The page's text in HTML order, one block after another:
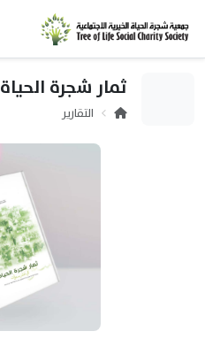
ثمار شجرة الحياة
التقارير